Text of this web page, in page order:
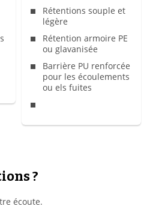
Rétentions souple et
légère
Rétention armoire PE
ou glavanisée
Barrière PU renforcée
pour les écoulements
ou els fuites
?
écoute.